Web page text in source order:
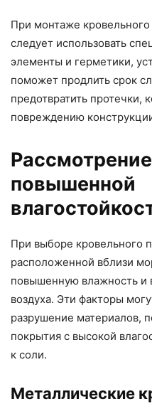
При монтаже
следует использовать
элементы и герметики,
поможет продлить срок
предотвратить протечки,
повреждению
повышенной
При выборе кровельного
расположенной вблизи
повышенную влажность и
воздуха. Эти факторы
разрушение материалов,
покрытия с высокой
к соли.
Металлические